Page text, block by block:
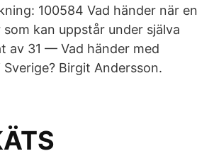
100584 Vad händer när en
kan uppstår under själva
av 31 — Vad händer med
Birgit Andersson.